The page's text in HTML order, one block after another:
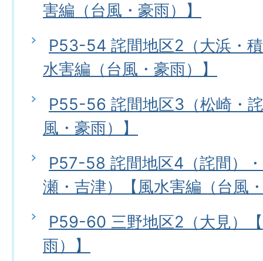
害編（台風・豪雨）】
P53-54 詫間地区2（大浜・
水害編（台風・豪雨）】
P55-56 詫間地区3（松崎・
風・豪雨）】
P57-58 詫間地区4（詫間）
瀬・吉津）【風水害編（台風
P59-60 三野地区2（大見）
雨）】